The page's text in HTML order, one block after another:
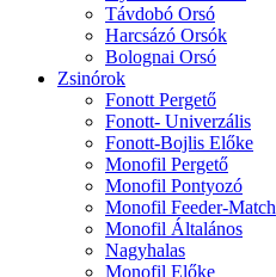
Távdobó Orsó
Harcsázó Orsók
Bolognai Orsó
Zsinórok
Fonott Pergető
Fonott- Univerzális
Fonott-Bojlis Előke
Monofil Pergető
Monofil Pontyozó
Monofil Feeder-Match
Monofil Általános
Nagyhalas
Monofil Előke